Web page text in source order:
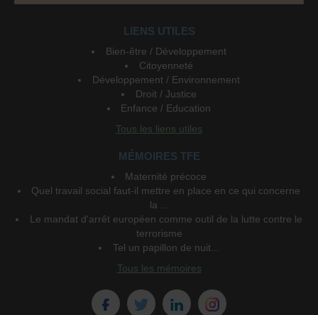
LIENS UTILES
Bien-être / Développement
Citoyenneté
Développement / Environnement
Droit / Justice
Enfance / Education
Tous les liens utiles
MÉMOIRES TFE
Maternité précoce
Quel travail social faut-il mettre en place en ce qui concerne
la ...
Le mandat d'arrêt européen comme outil de la lutte contre le
terrorisme
Tel un papillon de nuit...
Tous les mémoires